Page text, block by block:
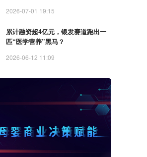
2026-07-01 19:15
累计融资超4亿元，银发赛道跑出一
匹“医学营养”黑马？
2026-06-12 11:09